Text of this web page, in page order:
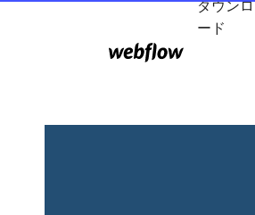
ダウンロ
ード